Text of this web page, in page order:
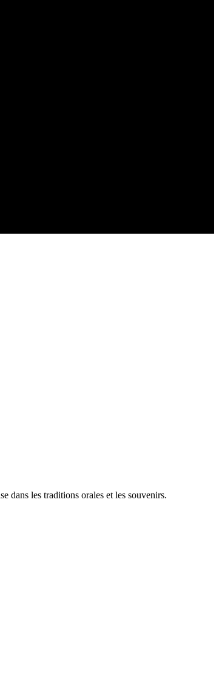
dans les traditions orales et les souvenirs.